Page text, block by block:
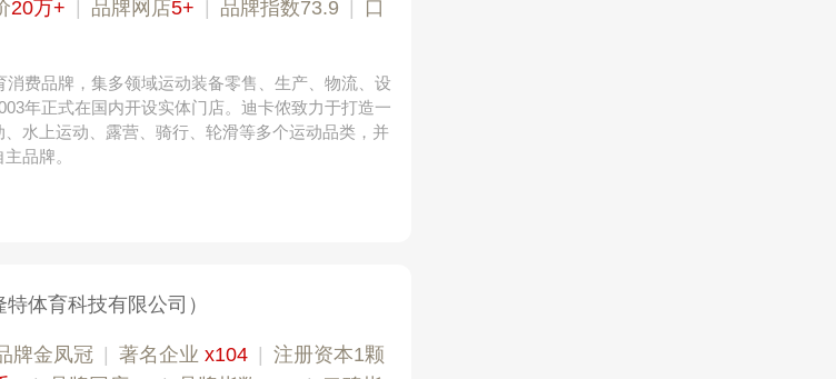
20万+ 品牌网店5+ 品牌指数73.9
口
费品牌，集多领域运动装备零售、生产、物流、设
年正式在国内开设实体门店。迪卡侬致力于打造一
水上运动、露营、骑行、轮滑等多个运动品类，并
品牌。
特体育科技有限公司）
牌金凤冠 著名企业 x104
注册资本1颗